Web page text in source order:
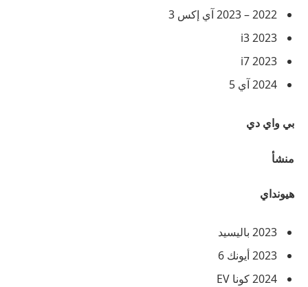
2022 – 2023 آي إكس 3
2023 i3
2023 i7
2024 آي 5
بي واي دي
منشأ
هيونداي
2023 باليسيد
2023 أيونك 6
2024 كونا EV